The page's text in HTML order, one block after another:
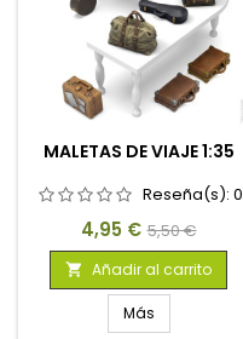
MALETAS DE VIAJE 1:35
Reseña(s): 0
Precio
4,95 € Precio
base
5,50 €
 Añadir al carrito
Más